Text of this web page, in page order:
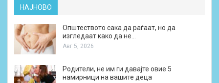
НАЈНОВО
Општеството сака да раѓаат, но да
изгледаат како да не…
Авг 5, 2026
Родители, не им ги давајте овие 5
намирници на вашите деца